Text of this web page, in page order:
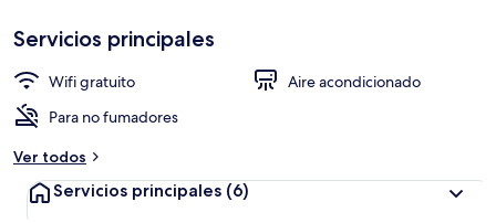
Servicios principales
Wifi gratuito
Aire acondicionado
Para no fumadores
Ver todos
Servicios principales (6)